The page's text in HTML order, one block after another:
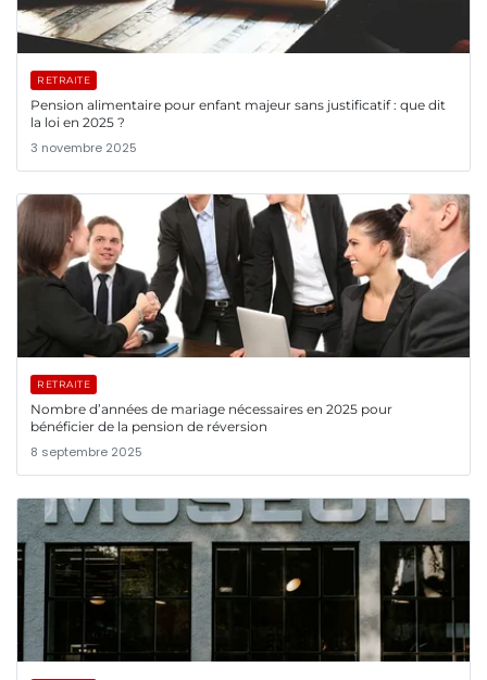
RETRAITE
Pension alimentaire pour enfant majeur sans justificatif : que dit
la loi en 2025 ?
3 novembre 2025
RETRAITE
Nombre d’années de mariage nécessaires en 2025 pour
bénéficier de la pension de réversion
8 septembre 2025